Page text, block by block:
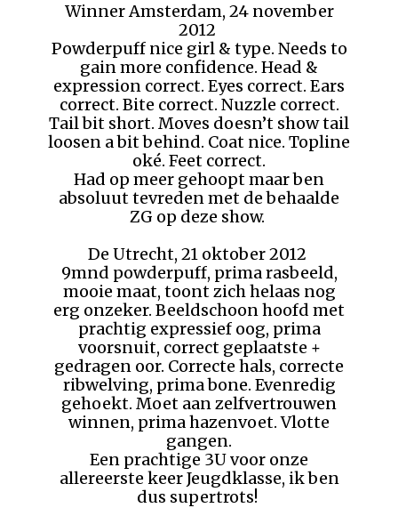
Winner Amsterdam, 24 november
2012
Powderpuff nice girl & type. Needs to
gain more confidence. Head &
expression correct. Eyes correct. Ears
correct. Bite correct. Nuzzle correct.
Tail bit short. Moves doesn’t show tail
loosen a bit behind. Coat nice. Topline
oké. Feet correct.
Had op meer gehoopt maar ben
absoluut tevreden met de behaalde
ZG op deze show.
De Utrecht, 21 oktober 2012
9mnd powderpuff, prima rasbeeld,
mooie maat, toont zich helaas nog
erg onzeker. Beeldschoon hoofd met
prachtig expressief oog, prima
voorsnuit, correct geplaatste +
gedragen oor. Correcte hals, correcte
ribwelving, prima bone. Evenredig
gehoekt. Moet aan zelfvertrouwen
winnen, prima hazenvoet. Vlotte
gangen.
Een prachtige 3U voor onze
allereerste keer Jeugdklasse, ik ben
dus supertrots!